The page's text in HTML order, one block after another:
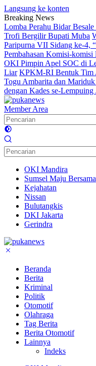
Langsung ke konten
Breaking News
Lomba Perahu Bidar
Trofi Bergilir Bupati Muba
Paripurna VII Sidang ke-4,
Pembahasan Komisi-
OKI Pimpin Apel SOC di
Liar KPKM-RI Bentuk Tim
Togu Ambarita dan Mariduk
dengan Kades se-
Member Area
OKI Mandira
Sumsel Maju Bersama
Kejahatan
Nissan
Bulutangkis
DKI Jakarta
Gerindra
Beranda
Berita
Kriminal
Politik
Otomotif
Olahraga
Tag Berita
Berita Otomotif
Lainnya
Indeks